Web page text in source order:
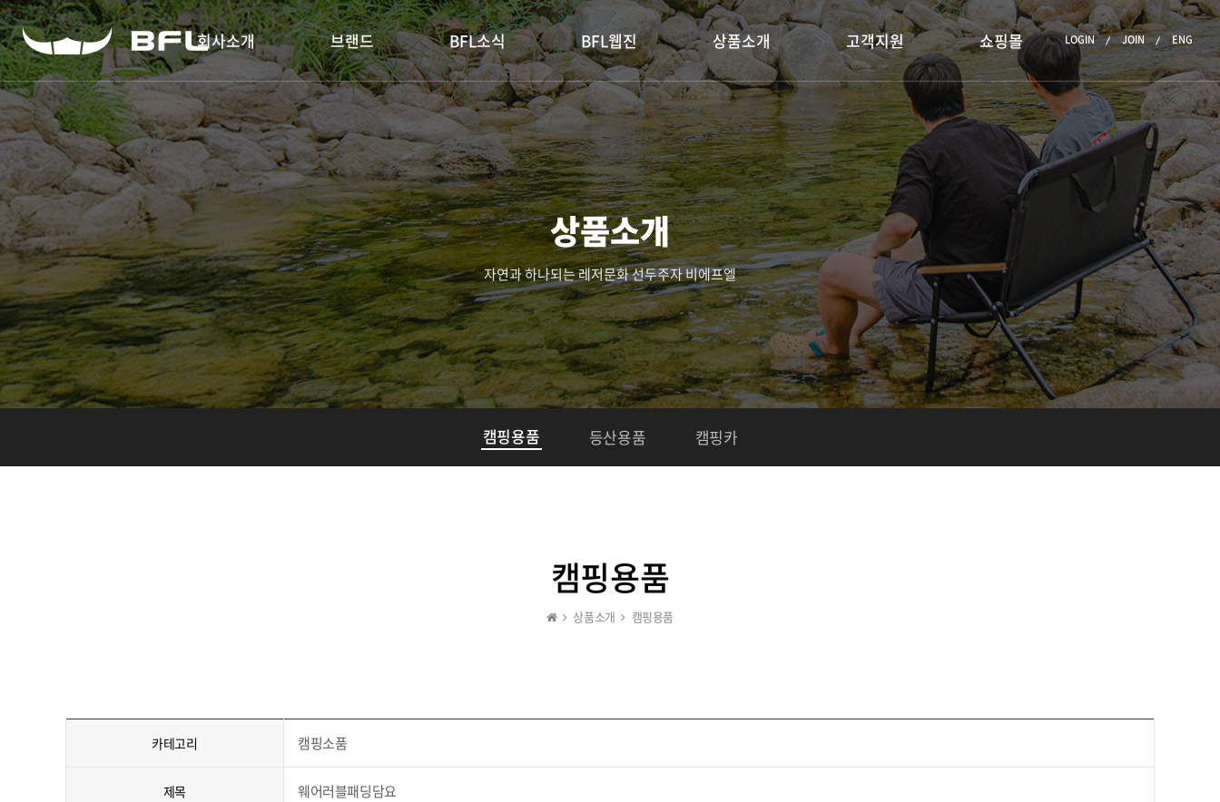
LOGIN JOIN ENG
회사소개 브랜드 BFL소식 BFL웹진 상품소개 고객지원 쇼핑몰
상품소개
자연과 하나되는 레저문화 선두주자 비에프엘
캠핑용품 등산용품 캠핑카
캠핑용품
상품소개 캠핑용품
카테고리 캠핑소품
제목 웨어러블패딩담요